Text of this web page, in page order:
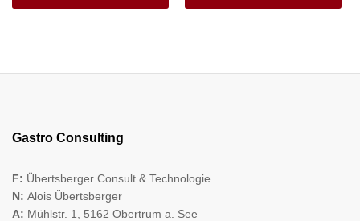
Gastro Consulting
F: Übertsberger Consult & Technologie
N: Alois Übertsberger
A: Mühlstr. 1, 5162 Obertrum a. See